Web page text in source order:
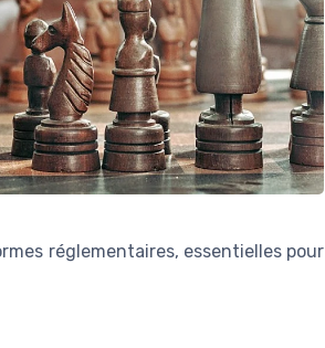
réglementaires, essentielles pour